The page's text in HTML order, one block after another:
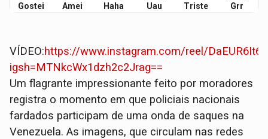
Gostei Amei Haha Uau Triste Grr
VÍDEO:https://www.instagram.com/reel/
igsh=MTNkcWx1dzh2c2Jrag==
Um flagrante impressionante feito por moradores
registra o momento em que policiais nacionais
fardados participam de uma onda de saques na
Venezuela. As imagens, que circulam nas redes